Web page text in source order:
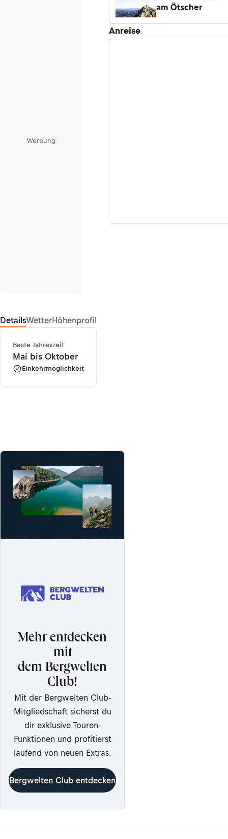
Werbung
DetailsWetterHöhenprofil
Beste Jahreszeit
Mai bis Oktober
Einkehrmöglichkeit
am Ötscher
Anreise
Mehr entdecken
mit
dem Bergwelten
Club!
Mit der Bergwelten Club-
Mitgliedschaft sicherst du
dir exklusive Touren-
Funktionen und profitierst
laufend von neuen Extras.
Bergwelten Club entdecken